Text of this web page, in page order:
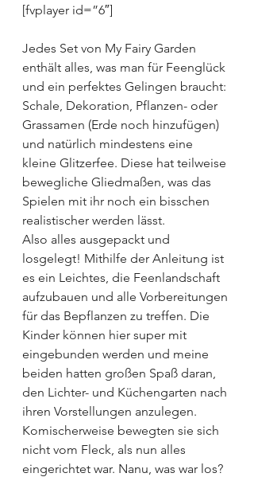
[fvplayer id=”6″]
Jedes Set von My Fairy Garden
enthält alles, was man für Feenglück
und ein perfektes Gelingen braucht:
Schale, Dekoration, Pflanzen- oder
Grassamen (Erde noch hinzufügen)
und natürlich mindestens eine
kleine Glitzerfee. Diese hat teilweise
bewegliche Gliedmaßen, was das
Spielen mit ihr noch ein bisschen
realistischer werden lässt.
Also alles ausgepackt und
losgelegt! Mithilfe der Anleitung ist
es ein Leichtes, die Feenlandschaft
aufzubauen und alle Vorbereitungen
für das Bepflanzen zu treffen. Die
Kinder können hier super mit
eingebunden werden und meine
beiden hatten großen Spaß daran,
den Lichter- und Küchengarten nach
ihren Vorstellungen anzulegen.
Komischerweise bewegten sie sich
nicht vom Fleck, als nun alles
eingerichtet war. Nanu, was war los?